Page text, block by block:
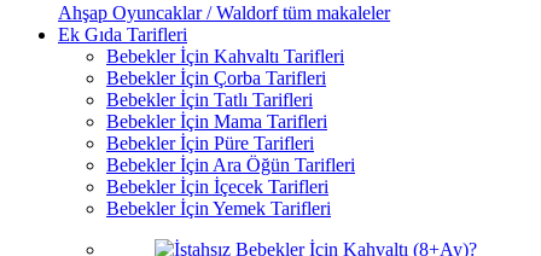
Ahşap Oyuncaklar / Waldorftüm makaleler
Ek Gıda Tarifleri
Bebekler İçin Kahvaltı Tarifleri
Bebekler İçin Çorba Tarifleri
Bebekler İçin Tatlı Tarifleri
Bebekler İçin Mama Tarifleri
Bebekler İçin Püre Tarifleri
Bebekler İçin Ara Öğün Tarifleri
Bebekler İçin İçecek Tarifleri
Bebekler İçin Yemek Tarifleri